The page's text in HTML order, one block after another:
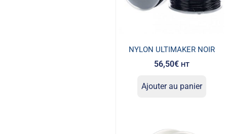
NYLON ULTIMAKER NOIR
56,50€ HT
Ajouter au panier